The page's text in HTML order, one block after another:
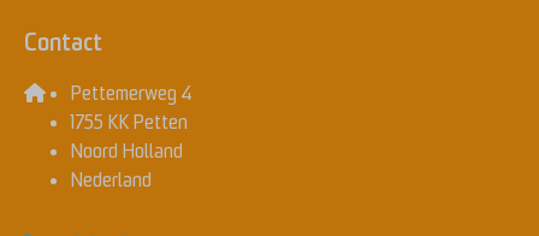
Contact
Pettemerweg 4
1755 KK Petten
Noord Holland
Nederland